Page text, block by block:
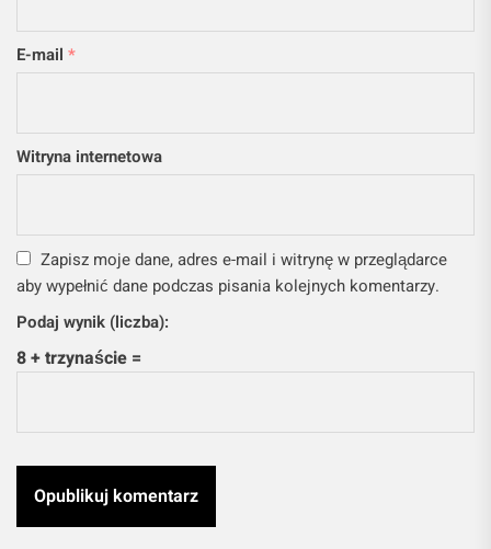
E-mail *
Witryna internetowa
Zapisz moje dane, adres e-mail i witrynę w przeglądarce
aby wypełnić dane podczas pisania kolejnych komentarzy.
Podaj wynik (liczba):
8 + trzynaście =